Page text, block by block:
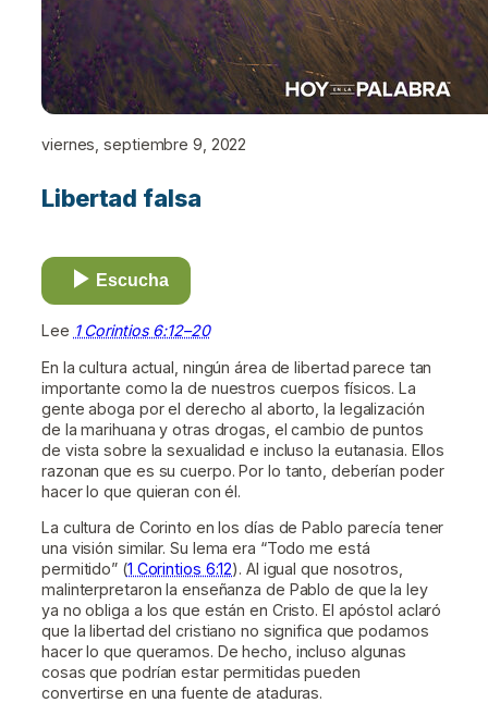
viernes, septiembre 9, 2022
Libertad falsa
Escucha
Lee 1 Corintios 6:12–20
En la cultura actual, ningún área de libertad parece tan
importante como la de nuestros cuerpos físicos. La
gente aboga por el derecho al aborto, la legalización
de la marihuana y otras drogas, el cambio de puntos
de vista sobre la sexualidad e incluso la eutanasia. Ellos
razonan que es su cuerpo. Por lo tanto, deberían poder
hacer lo que quieran con él.
La cultura de Corinto en los días de Pablo parecía tener
una visión similar. Su lema era “Todo me está
permitido” (1 Corintios 6:12). Al igual que nosotros,
malinterpretaron la enseñanza de Pablo de que la ley
ya no obliga a los que están en Cristo. El apóstol aclaró
que la libertad del cristiano no significa que podamos
hacer lo que queramos. De hecho, incluso algunas
cosas que podrían estar permitidas pueden
convertirse en una fuente de ataduras.